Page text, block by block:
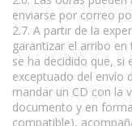
enviarse por correo
2.7. A partir de la
garantizar el arribo
se ha decidido que, si
exceptuado del envío
mandar un CD con la
documento y en
compatible),